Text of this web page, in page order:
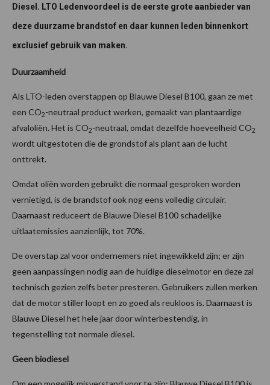
Diesel. LTO Ledenvoordeel is de eerste grote aanbieder van
deze duurzame brandstof en daar kunnen leden binnenkort
exclusief gebruik van maken.
Duurzaamheid
Als LTO-leden overstappen op Blauwe Diesel B100, gaan ze met
een CO2-neutraal product werken, gemaakt van plantaardige
afvaloliën. Het is CO2-neutraal, omdat dezelfde hoeveelheid CO2
wordt uitgestoten die de grondstof als plant aan de lucht
onttrekt.
Omdat oliën worden gebruikt die normaal gesproken worden
vernietigd, is de brandstof ook nog eens volledig circulair.
Daarnaast reduceert de Blauwe Diesel B100 schadelijke
uitlaatemissies aanzienlijk, tot 70%.
De overstap zal voor ondernemers niet ingewikkeld zijn; er zijn
geen aanpassingen nodig aan de huidige dieselmotor en deze zal
technisch gezien zelfs beter presteren. Gebruikers zullen merken
dat de motor stiller loopt en zo goed als reukloos is. Daarnaast is
Blauwe Diesel het hele jaar door winterbestendig, in
tegenstelling tot normale diesel.
Geen biodiesel